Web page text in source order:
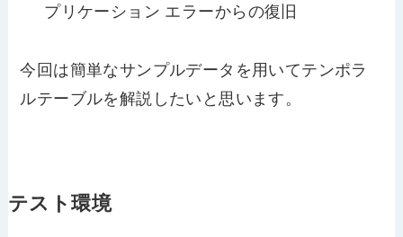
プリケーション エラーからの復旧
今回は簡単なサンプルデータを用いてテンポラ
ルテーブルを解説したいと思います。
テスト環境